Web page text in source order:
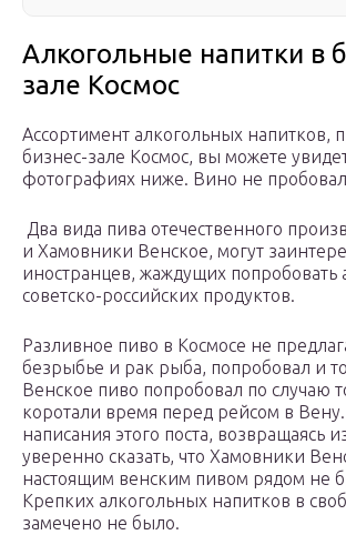
Алкогольные напитки в
зале Космос
Ассортимент алкогольных напитков,
бизнес-зале Коcмос, вы можете
фотографиях ниже. Вино не
Два вида пива отечественного
и Хамовники Венское, могут
иностранцев, жаждущих попробовать
советско-российских продуктов.
Разливное пиво в Космосе не
безрыбье и рак рыба, попробовал и
Венское пиво попробовал по случаю
коротали время перед рейсом в
написания этого поста, возвращаясь
уверенно сказать, что Хамовники
настоящим венским пивом рядом не
Крепких алкогольных напитков в
замечено не было.